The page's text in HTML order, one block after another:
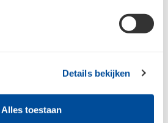
Details bekijken
Alles toestaan